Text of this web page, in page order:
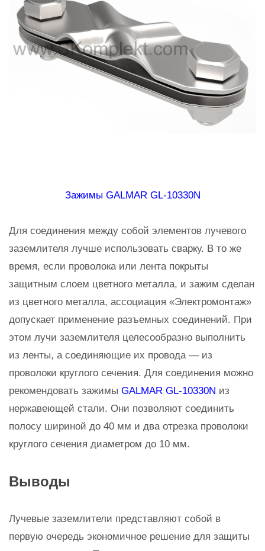
Зажимы GALMAR GL-10330N
Для соединения между собой элементов лучевого
заземлителя лучше использовать сварку. В то же
время, если проволока или лента покрыты
защитным слоем цветного металла, и зажим сделан
из цветного металла, ассоциация «Электромонтаж»
допускает применение разъемных соединений. При
этом лучи заземлителя целесообразно выполнить
из ленты, а соединяющие их провода — из
проволоки круглого сечения. Для соединения можно
рекомендовать зажимы GALMAR GL-10330N из
нержавеющей стали. Они позволяют соединить
полосу шириной до 40 мм и два отрезка проволоки
круглого сечения диаметром до 10 мм.
Выводы
Лучевые заземлители представляют собой в
первую очередь экономичное решение для защиты